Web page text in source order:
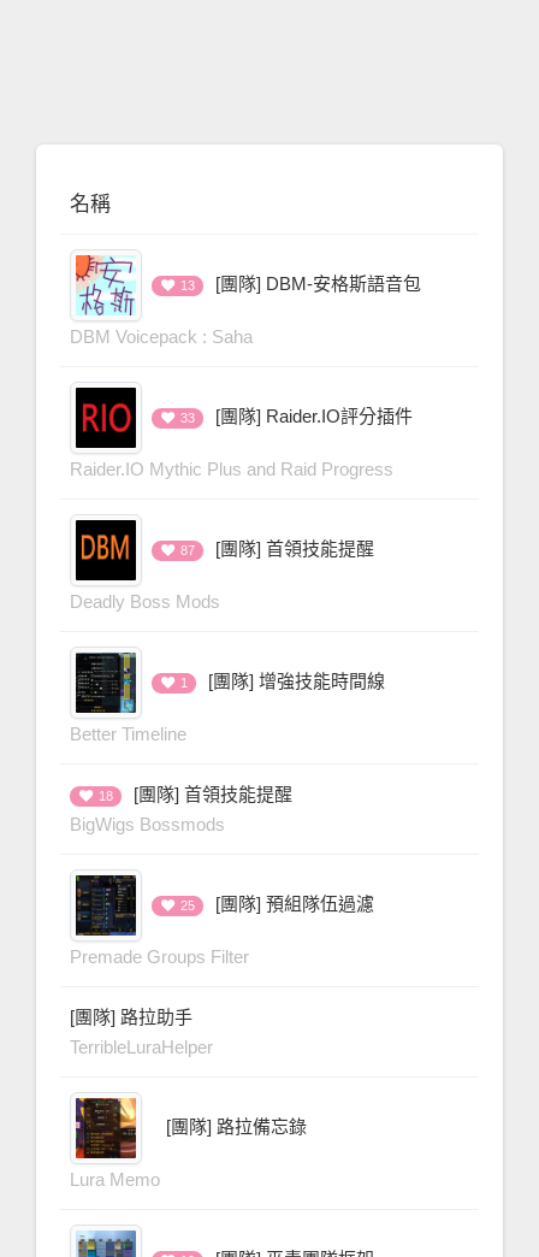
名稱
13 [團隊] DBM-安格斯語音包
DBM Voicepack : Saha
33 [團隊] Raider.IO評分插件
Raider.IO Mythic Plus and Raid Progress
87 [團隊] 首領技能提醒
Deadly Boss Mods
1 [團隊] 增強技能時間線
Better Timeline
18
[團隊] 首領技能提醒
BigWigs Bossmods
25 [團隊] 預組隊伍過濾
Premade Groups Filter
[團隊] 路拉助手
TerribleLuraHelper
[團隊] 路拉備忘錄
Lura Memo